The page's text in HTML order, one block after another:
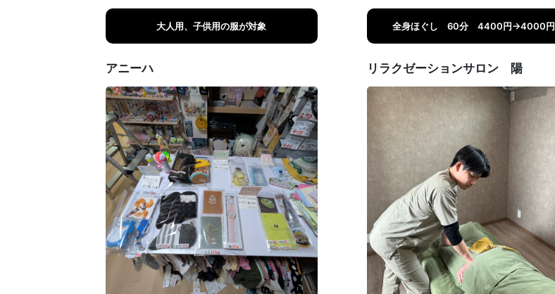
大人用、子供用の服が対象
アニーハ
全身ほぐし 60分 4400円→4000円
リラクゼーションサロン 陽